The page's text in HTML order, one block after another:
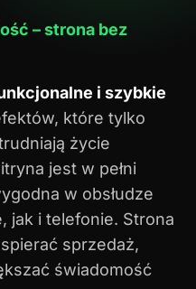
– strona bez
i szybkie
które tylko
życie
jest w pełni
w obsłudze
jak i telefonie. Strona
sprzedaż,
świadomość